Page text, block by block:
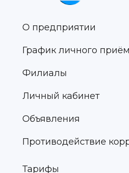
О предприятии
График личного
Филиалы
Личный кабинет
Объявления
Противодействие
Тарифы